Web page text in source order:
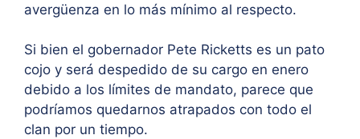
avergüenza en lo más mínimo al respecto.
Si bien el gobernador Pete Ricketts es un pato
cojo y será despedido de su cargo en enero
debido a los límites de mandato, parece que
podríamos quedarnos atrapados con todo el
clan por un tiempo.